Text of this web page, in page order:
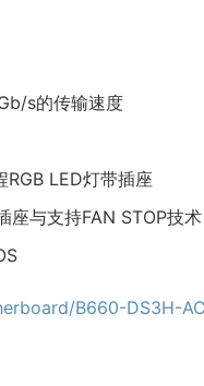
s的传输速度​​​​
LED灯带插座
座与支持FAN STOP技术​​
B660-DS3H-